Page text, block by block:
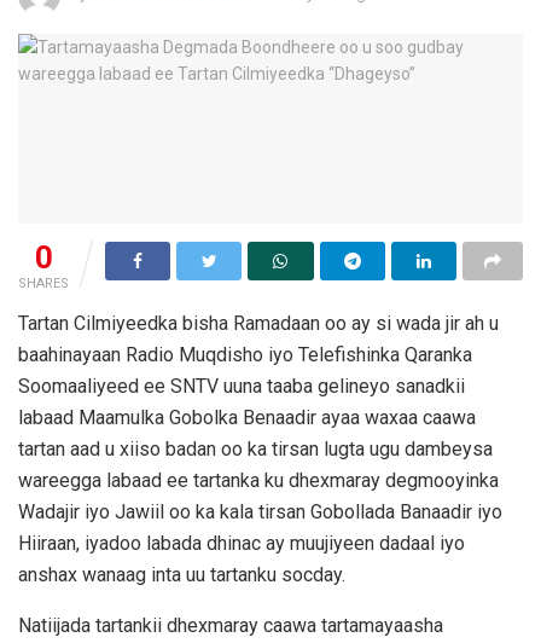
0
SHARES
Tartan Cilmiyeedka bisha Ramadaan oo ay si wada jir ah u
baahinayaan Radio Muqdisho iyo Telefishinka Qaranka
Soomaaliyeed ee SNTV uuna taaba gelineyo sanadkii
labaad Maamulka Gobolka Benaadir ayaa waxaa caawa
tartan aad u xiiso badan oo ka tirsan lugta ugu dambeysa
wareegga labaad ee tartanka ku dhexmaray degmooyinka
Wadajir iyo Jawiil oo ka kala tirsan Gobollada Banaadir iyo
Hiiraan, iyadoo labada dhinac ay muujiyeen dadaal iyo
anshax wanaag inta uu tartanku socday.
Natiijada tartankii dhexmaray caawa tartamayaasha